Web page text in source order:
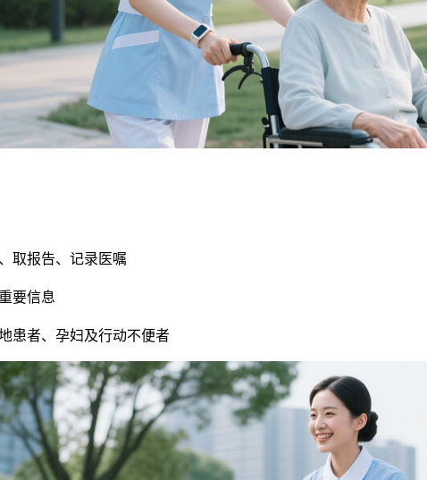
报告、记录医嘱
要信息
患者、孕妇及行动不便者